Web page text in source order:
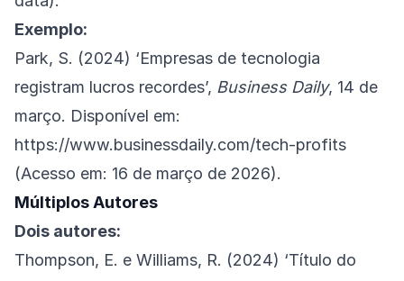
Exemplo:
Park, S. (2024) ‘Empresas de tecnologia
registram lucros recordes’, Business Daily, 14 de
março. Disponível em:
https://www.businessdaily.com/tech-profits
(Acesso em: 16 de março de 2026).
Múltiplos Autores
Dois autores:
Thompson, E. e Williams, R. (2024) ‘Título do